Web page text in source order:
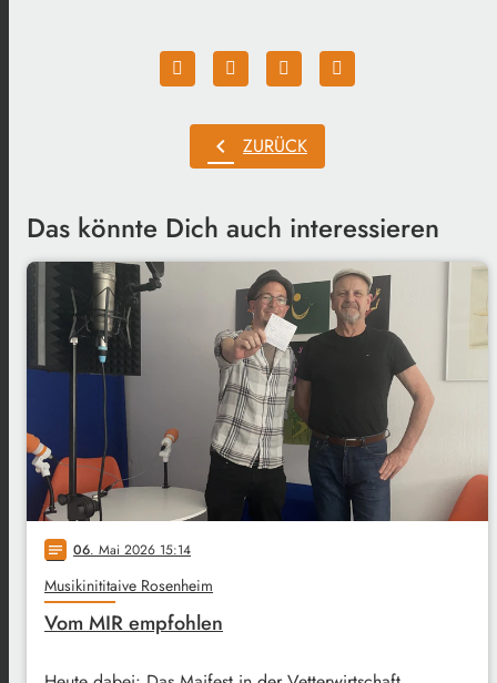
chevron_left ZURÜCK
Das könnte Dich auch interessieren
notes 06. Mai 2026 15:14
Musikinititaive Rosenheim
Vom MIR empfohlen